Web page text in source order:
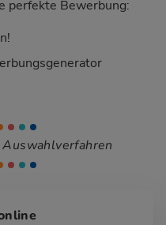
perfekte Bewerbung: